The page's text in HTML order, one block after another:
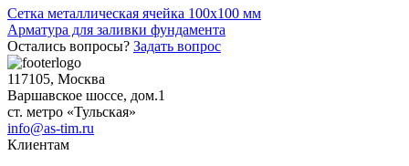
Навигация
по
записям
Сетка металлическая ячейка 100х100 мм
Арматура для заливки фундамента
Остались вопросы? Задать вопрос
117105, Москва
Варшавское шоссе, дом.1
ст. метро «Тульская»
info@as-tim.ru
Клиентам